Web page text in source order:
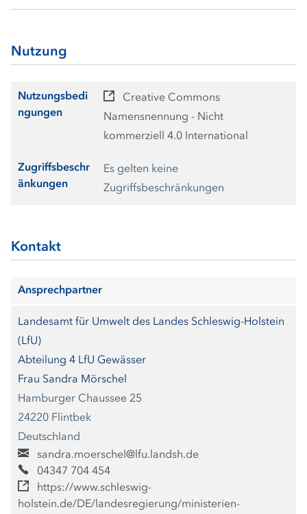
Nutzung
Nutzungsbedi
ngungen
Creative Commons
Namensnennung - Nicht
kommerziell 4.0 International
Zugriffsbeschr
änkungen
Es gelten keine
Zugriffsbeschränkungen
Kontakt
Ansprechpartner
Landesamt für Umwelt des Landes Schleswig-Holstein
(LfU)
Abteilung 4 LfU Gewässer
Frau Sandra Mörschel
Hamburger Chaussee 25
24220 Flintbek
Deutschland
sandra.moerschel@lfu.landsh.de
04347 704 454
https://www.schleswig-
holstein.de/DE/landesregierung/ministerien-